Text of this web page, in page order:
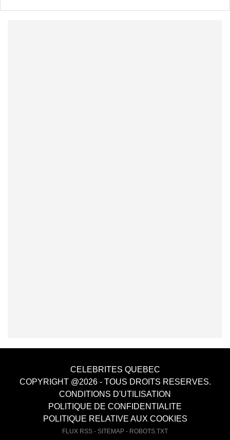
CELEBRITES QUEBEC
COPYRIGHT @2026 - TOUS DROITS RESERVES.
CONDITIONS D'UTILISATION
POLITIQUE DE CONFIDENTIALITE
POLITIQUE RELATIVE AUX COOKIES
FLUX RSS - SITEMAP - ROBOTS.TXT